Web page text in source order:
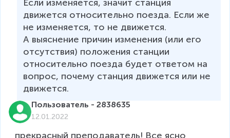
Если изменяется, значит станция
движется относительно поезда. Если же
не изменяется, то не движется.
А выяснение причин изменения (или его
отсутствия) положения станции
относительно поезда будет ответом на
вопрос, почему станция движется или не
движется.
Пользователь - 2838635
12.01.2022
прекрасный преподаватель! Все ясно